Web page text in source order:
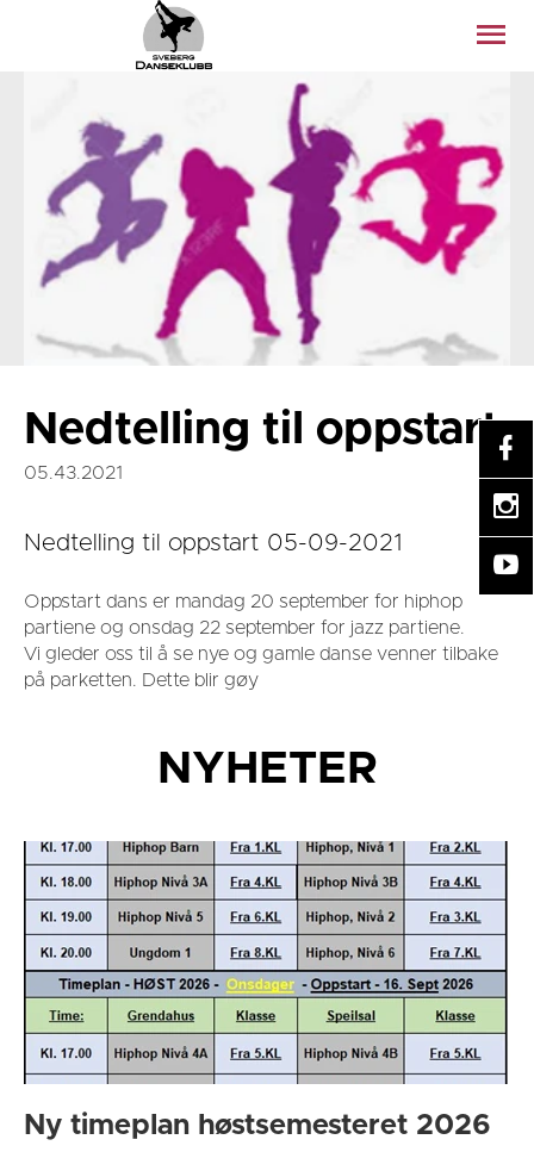
Nedtelling til oppstart
05.43.2021
Nedtelling til oppstart 05-09-2021
Oppstart dans er mandag 20 september for hiphop
partiene og onsdag 22 september for jazz partiene.
Vi gleder oss til å se nye og gamle danse venner tilbake
på parketten. Dette blir gøy
NYHETER
Ny timeplan høstsemesteret 2026